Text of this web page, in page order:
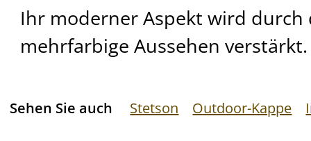
Ihr moderner Aspekt wird durch
mehrfarbige Aussehen verstärkt.
Sehen Sie auch Stetson Outdoor-Kappe